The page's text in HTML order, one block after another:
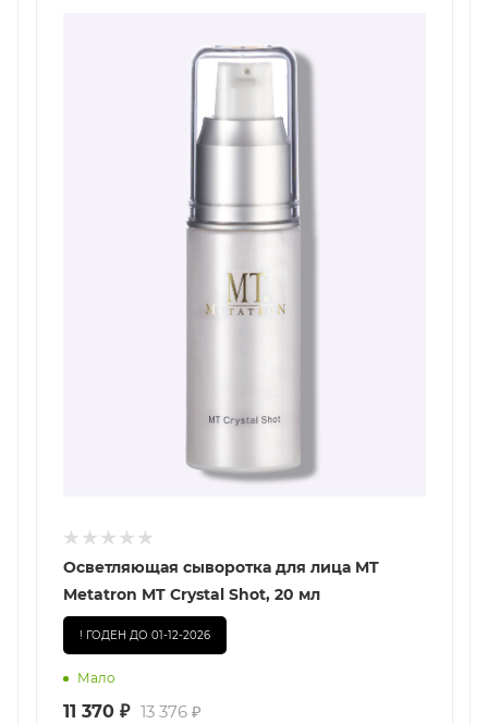
Осветляющая сыворотка для лица MT
Metatron MT Crystal Shot, 20 мл
! ГОДЕН ДО 01-12-2026
Мало
11 370 ₽ 13 376 ₽